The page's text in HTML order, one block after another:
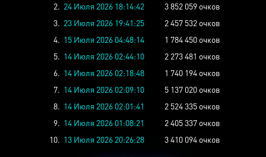
2. 24 Июля 2026 18:14:42
3 852 059 очков
3. 23 Июля 2026 19:41:25
2 457 532 очков
4. 15 Июля 2026 04:48:14
1 784 450 очков
5. 14 Июля 2026 02:44:10
2 273 481 очков
6. 14 Июля 2026 02:18:48
1 740 194 очков
7. 14 Июля 2026 02:09:10
5 137 020 очков
8. 14 Июля 2026 02:01:41
2 524 335 очков
9. 14 Июля 2026 01:08:21
2 405 337 очков
10. 13 Июля 2026 20:26:28 3 410 094 очков